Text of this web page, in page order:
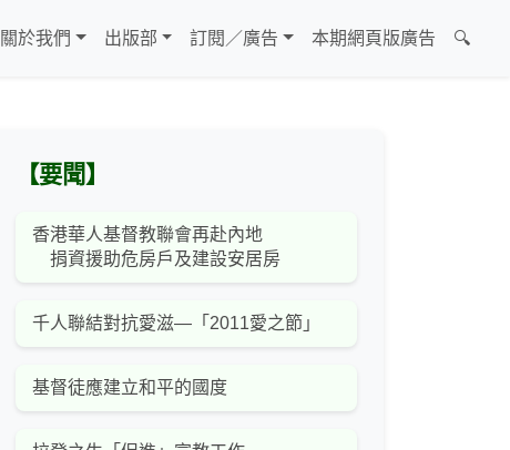
關於我們 出版部 訂閱／廣告 本期網頁版廣告 🔍
【要聞】
香港華人基督教聯會再赴內地
捐資援助危房戶及建設安居房
千人聯結對抗愛滋—「2011愛之節」
基督徒應建立和平的國度